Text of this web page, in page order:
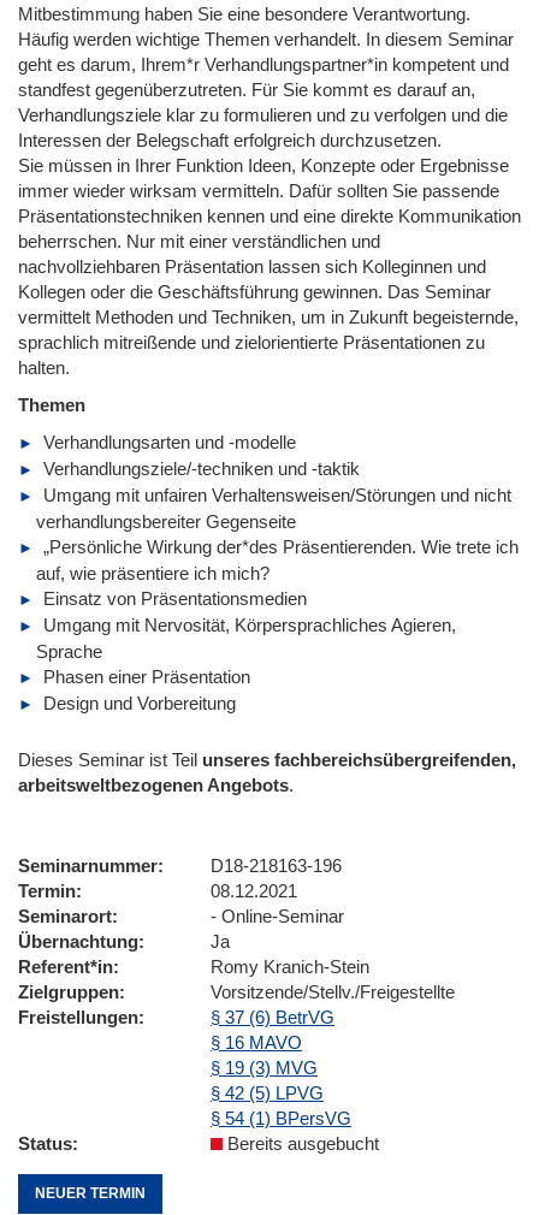
Mitbestimmung haben Sie eine besondere Verantwortung.
Häufig werden wichtige Themen verhandelt. In diesem Seminar
geht es darum, Ihrem*r Verhandlungspartner*in kompetent und
standfest gegenüberzutreten. Für Sie kommt es darauf an,
Verhandlungsziele klar zu formulieren und zu verfolgen und die
Interessen der Belegschaft erfolgreich durchzusetzen.
Sie müssen in Ihrer Funktion Ideen, Konzepte oder Ergebnisse
immer wieder wirksam vermitteln. Dafür sollten Sie passende
Präsentationstechniken kennen und eine direkte Kommunikation
beherrschen. Nur mit einer verständlichen und
nachvollziehbaren Präsentation lassen sich Kolleginnen und
Kollegen oder die Geschäftsführung gewinnen. Das Seminar
vermittelt Methoden und Techniken, um in Zukunft begeisternde,
sprachlich mitreißende und zielorientierte Präsentationen zu
halten.
Themen
Verhandlungsarten und -modelle
Verhandlungsziele/-techniken und -taktik
Umgang mit unfairen Verhaltensweisen/Störungen und nicht
verhandlungsbereiter Gegenseite
„Persönliche Wirkung der*des Präsentierenden. Wie trete ich
auf, wie präsentiere ich mich?
Einsatz von Präsentationsmedien
Umgang mit Nervosität, Körpersprachliches Agieren,
Sprache
Phasen einer Präsentation
Design und Vorbereitung
Dieses Seminar ist Teil unseres fachbereichsübergreifenden,
arbeitsweltbezogenen Angebots.
Seminarnummer
D18-218163-196
Termin
08.12.2021
Seminarort
- Online-Seminar
Übernachtung
Ja
Referent*in
Romy Kranich-Stein
Zielgruppen
Vorsitzende/Stellv./Freigestellte
Freistellungen
§ 37 (6) BetrVG
§ 16 MAVO
§ 19 (3) MVG
§ 42 (5) LPVG
§ 54 (1) BPersVG
Status
Bereits ausgebucht
NEUER TERMIN